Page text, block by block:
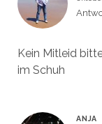
Kein Mitleid
im Schuh
ANJA